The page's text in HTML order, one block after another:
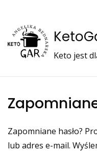
Keto jest
Zapomniane hasło?
lub adres e-mail.